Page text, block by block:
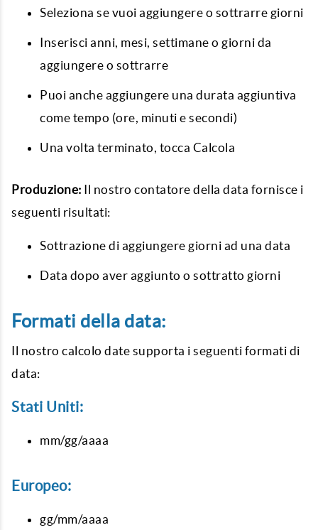
Seleziona se vuoi aggiungere o sottrarre giorni
Inserisci anni, mesi, settimane o giorni da
aggiungere o sottrarre
Puoi anche aggiungere una durata aggiuntiva
come tempo (ore, minuti e secondi)
Una volta terminato, tocca Calcola
Produzione: Il nostro contatore della data fornisce i
seguenti risultati:
Sottrazione di aggiungere giorni ad una data
Data dopo aver aggiunto o sottratto giorni
Formati della data:
Il nostro calcolo date supporta i seguenti formati di
data:
Stati Uniti:
mm/gg/aaaa
Europeo:
gg/mm/aaaa